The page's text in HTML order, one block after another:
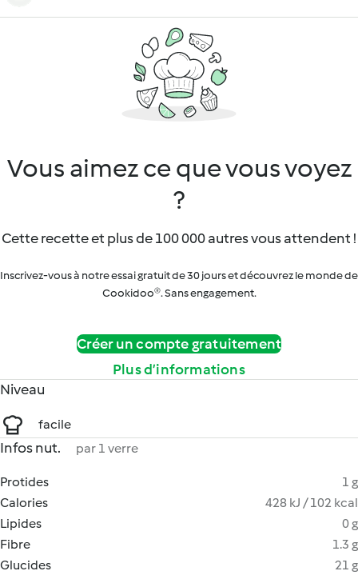
Vous aimez ce que vous voyez
?
Cette recette et plus de 100 000 autres vous attendent !
Inscrivez-vous à notre essai gratuit de 30 jours et découvrez le monde de
Cookidoo®. Sans engagement.
Créer un compte gratuitement
Plus d’informations
Niveau
facile
Infos nut. par 1 verre
Protides
1 g
Calories
428 kJ / 102 kcal
Lipides
0 g
Fibre
1.3 g
Glucides
21 g